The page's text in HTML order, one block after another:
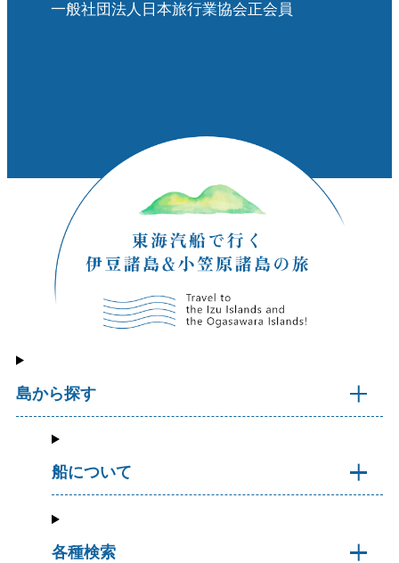
一般社団法人日本旅行業協会正会員
島から探す
船について
各種検索